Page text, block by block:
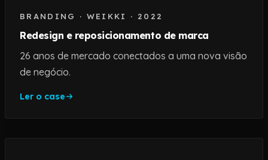
BRANDING · WEIKKI · 2022
Redesign e reposicionamento de marca
26 anos de mercado conectados a uma nova visão
de negócio.
Ler o case